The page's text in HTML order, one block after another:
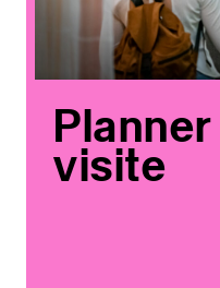
visite